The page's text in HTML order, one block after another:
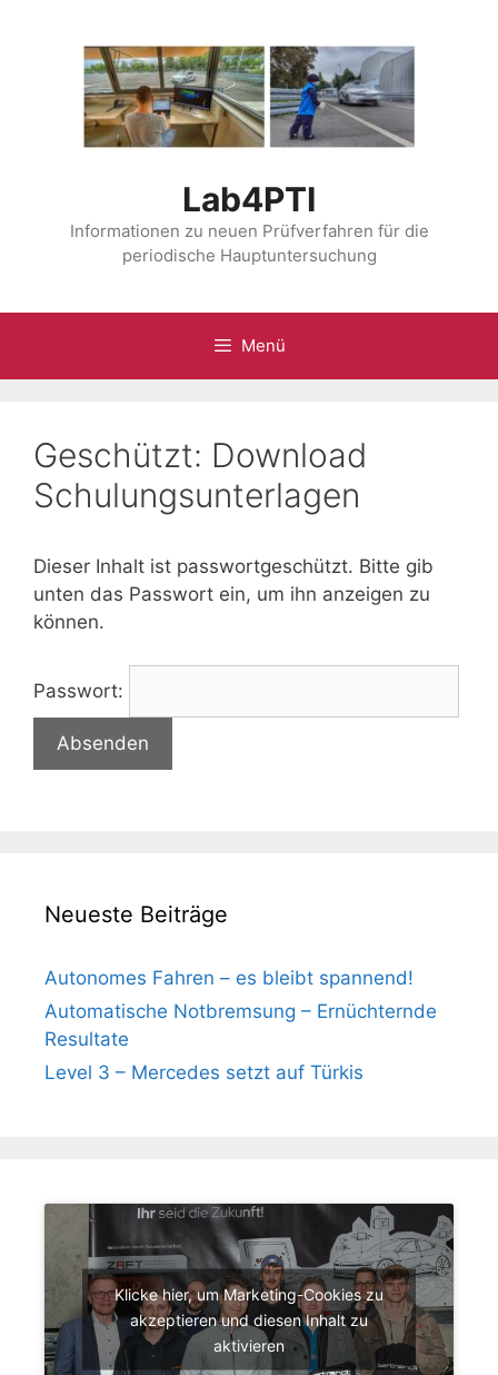
Lab4PTI
Informationen zu neuen Prüfverfahren für die
periodische Hauptuntersuchung
Menü
Geschützt: Download
Schulungsunterlagen
Dieser Inhalt ist passwortgeschützt. Bitte gib
unten das Passwort ein, um ihn anzeigen zu
können.
Passwort:
Neueste Beiträge
Autonomes Fahren – es bleibt spannend!
Automatische Notbremsung – Ernüchternde
Resultate
Level 3 – Mercedes setzt auf Türkis
Klicke hier, um Marketing-Cookies zu
akzeptieren und diesen Inhalt zu
aktivieren